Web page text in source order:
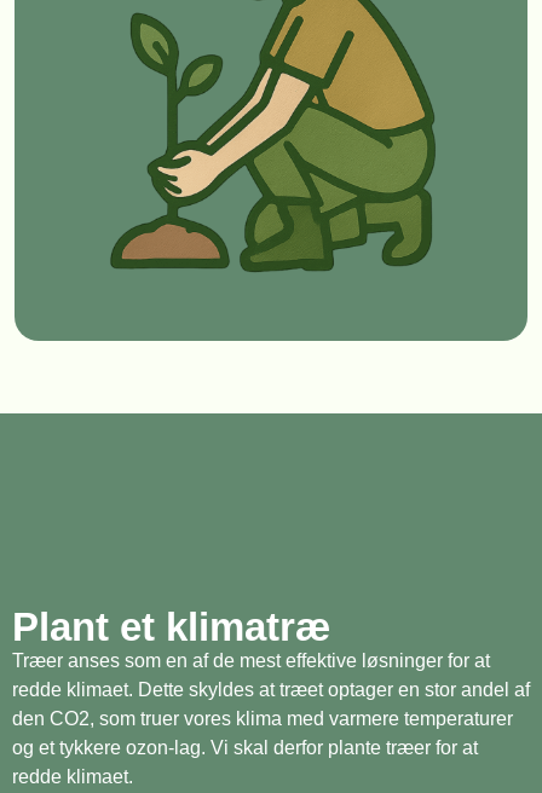
Plant et klimatræ
Træer anses som en af de mest effektive løsninger for at
redde klimaet. Dette skyldes at træet optager en stor andel af
den CO2, som truer vores klima med varmere temperaturer
og et tykkere ozon-lag. Vi skal derfor plante træer for at
redde klimaet.